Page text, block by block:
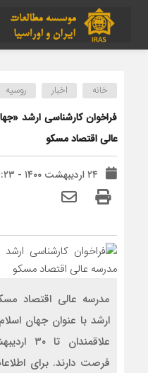
خانه اخبار روسیه
فراخوان کارشناسی ارشد
عالی اقتصاد مسکو
۲۴ اردیبهشت ۱۴۰۰ - ۱۲:۲۳
مدرسه عالی اقتصاد
ارشد با عنوان جهان
فرصت دارند. برای